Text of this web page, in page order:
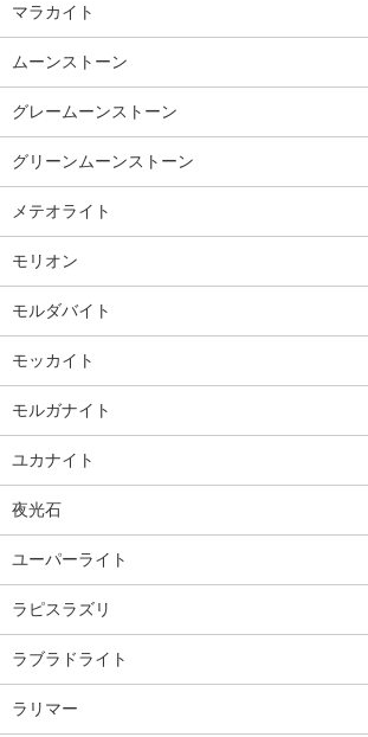
マラカイト
ムーンストーン
グレームーンストーン
グリーンムーンストーン
メテオライト
モリオン
モルダバイト
モッカイト
モルガナイト
ユカナイト
夜光石
ユーパーライト
ラピスラズリ
ラブラドライト
ラリマー